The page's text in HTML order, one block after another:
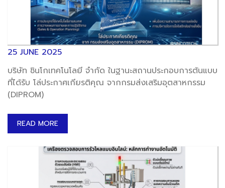
25 JUNE 2025
บริษัท ชินโกเทคโนโลยี จำกัด ในฐานะสถานประกอบการต้นแบบ
ที่ได้รับ โล่ประกาศเกียรติคุณ จากกรมส่งเสริมอุตสาหกรรม
(DIPROM)
READ MORE